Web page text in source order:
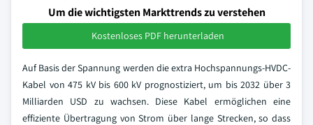
Um die wichtigsten Markttrends zu verstehen
Kostenloses PDF herunterladen
Auf Basis der Spannung werden die extra Hochspannungs-HVDC-
Kabel von 475 kV bis 600 kV prognostiziert, um bis 2032 über 3
Milliarden USD zu wachsen. Diese Kabel ermöglichen eine
effiziente Übertragung von Strom über lange Strecken, so dass